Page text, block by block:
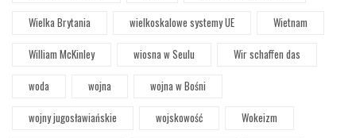
Wielka Brytania
wielkoskalowe systemy UE
Wietnam
William McKinley
wiosna w Seulu
Wir schaffen das
woda
wojna
wojna w Bośni
wojny jugosławiańskie
wojskowość
Wokeizm